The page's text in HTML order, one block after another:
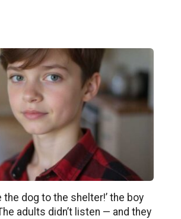
the dog to the shelter!’ the boy
adults didn’t listen — and they